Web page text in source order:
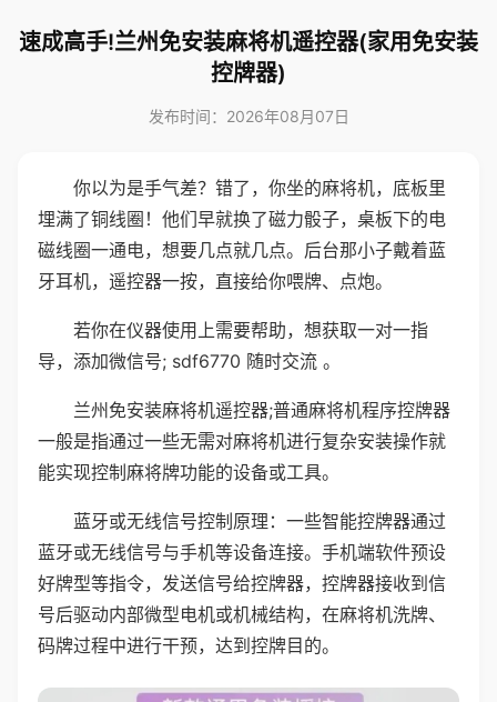
速成高手!兰州免安装麻将机遥控器(家用免安装
控牌器)
发布时间：2026年08月07日
你以为是手气差？错了，你坐的麻将机，底板里
埋满了铜线圈！他们早就换了磁力骰子，桌板下的电
磁线圈一通电，想要几点就几点。后台那小子戴着蓝
牙耳机，遥控器一按，直接给你喂牌、点炮。
若你在仪器使用上需要帮助，想获取一对一指
导，添加微信号; sdf6770 随时交流 。
兰州免安装麻将机遥控器;普通麻将机程序控牌器
一般是指通过一些无需对麻将机进行复杂安装操作就
能实现控制麻将牌功能的设备或工具。
蓝牙或无线信号控制原理：一些智能控牌器通过
蓝牙或无线信号与手机等设备连接。手机端软件预设
好牌型等指令，发送信号给控牌器，控牌器接收到信
号后驱动内部微型电机或机械结构，在麻将机洗牌、
码牌过程中进行干预，达到控牌目的。